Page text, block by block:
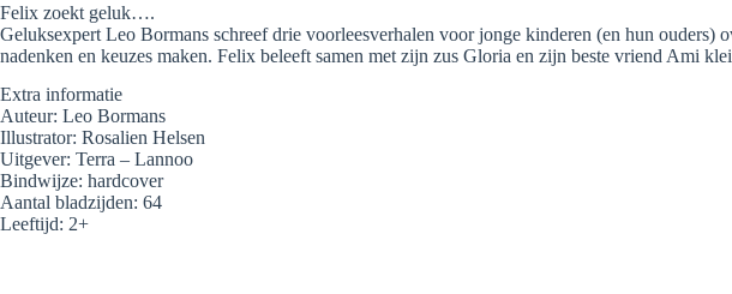
Felix zoekt geluk….
Geluksexpert Leo Bormans schreef drie voorleesverhalen voor jonge kinderen (en hun
nadenken en keuzes maken. Felix beleeft samen met zijn zus Gloria en zijn beste vriend Ami
Extra informatie
Auteur: Leo Bormans
Illustrator: Rosalien Helsen
Uitgever: Terra – Lannoo
Bindwijze: hardcover
Aantal bladzijden: 64
Leeftijd: 2+